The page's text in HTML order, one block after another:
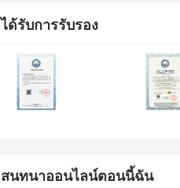
ได้รับการรับรอง
สนทนาออนไลน์ตอนนี้ฉัน